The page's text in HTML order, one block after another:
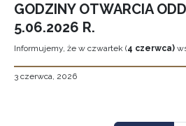
GODZINY OTWARCIA
5.06.2026 R.
Informujemy, że w czwartek (4 czerwca)
3 czerwca, 2026